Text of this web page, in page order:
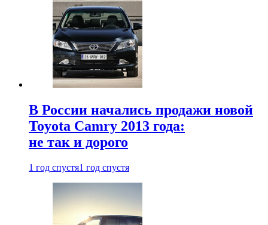
В России начались продажи новой
Toyota Camry 2013 года:
не так и дорого
1 год спустя1 год спустя